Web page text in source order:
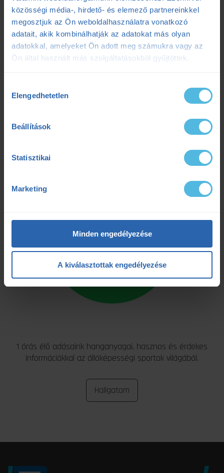
közösségi média-, hirdető- és elemező partnereinkkel
megosztjuk az Ön weboldalhasználatra vonatkozó
adatait, akik kombinálhatják az adatokat más olyan
adatokkal, amelyeket Ön adott meg számukra vagy az
Ön által használt más szolgáltatásokból gyűjtöttek.
kiválasztása
Elengedhetetlen
Beállítások
Statisztikai
Marketing
Minden engedélyezése
A kiválasztottak engedélyezése
1 órás élő adásaink hanganyagai, hasznos és érdekes
információkkal az állóképességi sportok világából.
Hallgatom